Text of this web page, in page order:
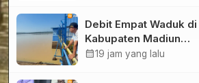
Debit Empat Waduk di
Kabupaten Madiun
Menyusut, Ribuan
calendar_month19 jam yang lalu